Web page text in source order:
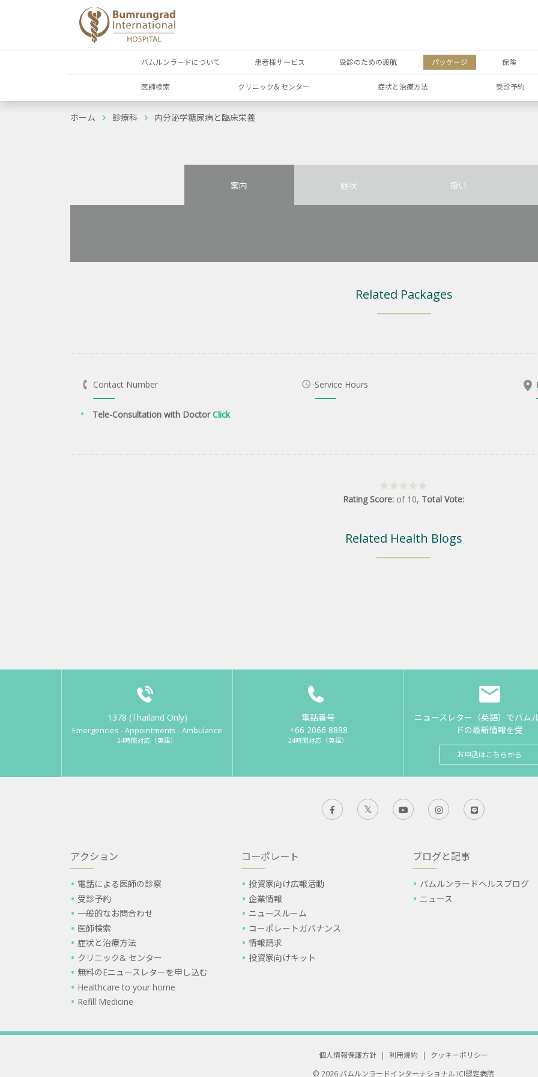
バムルンラードについて 患者様サービス 受診のための渡航 パッケージ 保険
医師検索 クリニック& センター 症状と治療方法 受診予約
ホーム 診療科 内分泌学糖尿病と臨床栄養
案内 症状 扱い
Related Packages
Contact Number
Tele-Consultation with DoctorClick
Service Hours
Rating Score: of 10, Total Vote:
Related Health Blogs
1378 (Thailand Only)
Emergencies - Appointments - Ambulance
24時間対応（英語）
電話番号
+66 2066 8888
24時間対応（英語）
ニュースレター（英語）でバム
ドの最新情報を受
お申込はこちらから
アクション
電話による医師の診察
受診予約
一般的なお問合わせ
医師検索
症状と治療方法
クリニック& センター
無料のEニュースレターを申し込む
Healthcare to your home
Refill Medicine
コーポレート
投資家向け広報活動
企業情報
ニュースルーム
コーポレートガバナンス
情報請求
投資家向けキット
ブログと記事
バムルンラードヘルスブログ
ニュース
個人情報保護方針 | 利用規約 |
クッキーポリシー
© 2026 バムルンラードインターナショナル JCI認定病院